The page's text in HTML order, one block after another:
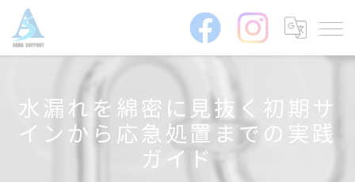
水漏れを綿密に見抜く初期サ
インから応急処置までの実践
ガイド